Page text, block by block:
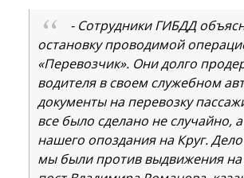
- Сотрудники ГИБДД
остановку проводимой
«Перевозчик». Они долго
водителя в своем служебном
документы на перевозку
все было сделано не случайно,
нашего опоздания на Круг.
мы были против выдвижения